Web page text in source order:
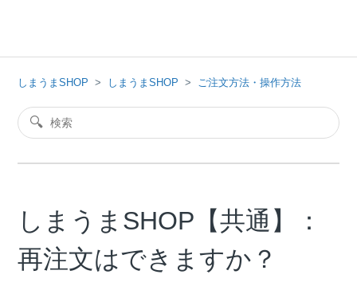
しまうまSHOP しまうまSHOP ご注文方法・操作方法
しまうまSHOP【共通】：
再注文はできますか？